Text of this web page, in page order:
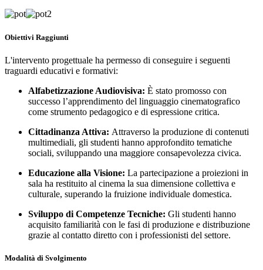
Obiettivi Raggiunti
L'intervento progettuale ha permesso di conseguire i seguenti
traguardi educativi e formativi:
Alfabetizzazione Audiovisiva: È stato promosso con
successo l’apprendimento del linguaggio cinematografico
come strumento pedagogico e di espressione critica.
Cittadinanza Attiva: Attraverso la produzione di contenuti
multimediali, gli studenti hanno approfondito tematiche
sociali, sviluppando una maggiore consapevolezza civica.
Educazione alla Visione: La partecipazione a proiezioni in
sala ha restituito al cinema la sua dimensione collettiva e
culturale, superando la fruizione individuale domestica.
Sviluppo di Competenze Tecniche: Gli studenti hanno
acquisito familiarità con le fasi di produzione e distribuzione
grazie al contatto diretto con i professionisti del settore.
Modalità di Svolgimento